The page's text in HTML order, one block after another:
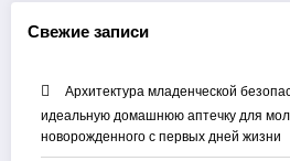
Свежие записи
Архитектура младенческой
идеальную домашнюю аптечку для
новорожденного с первых дней жизни